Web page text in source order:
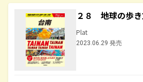
２８ 地球の歩
Plat
2023.06.29 発売